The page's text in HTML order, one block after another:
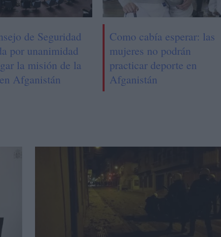
de Seguridad
por unanimidad
la misión de la
Afganistán
Como cabía esperar: las
mujeres no podrán
practicar deporte en
Afganistán